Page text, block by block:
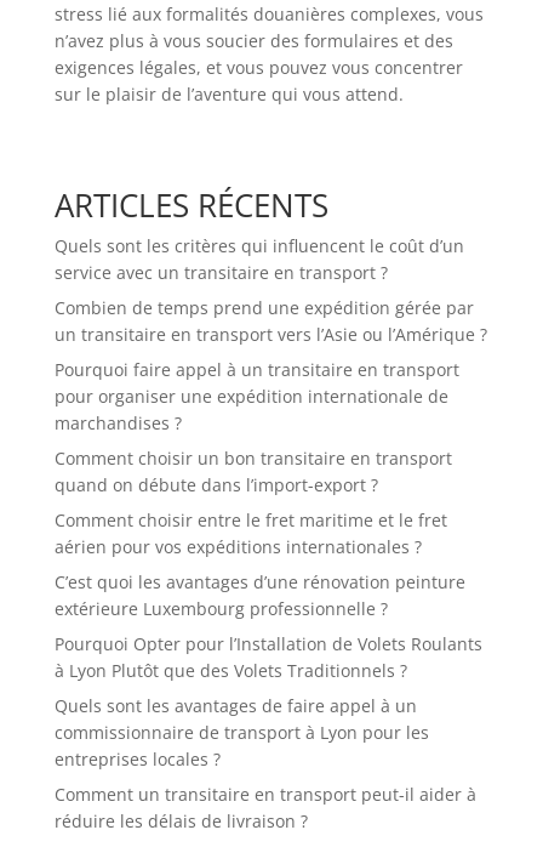
stress lié aux formalités douanières complexes, vous
n’avez plus à vous soucier des formulaires et des
exigences légales, et vous pouvez vous concentrer
sur le plaisir de l’aventure qui vous attend.
ARTICLES RÉCENTS
Quels sont les critères qui influencent le coût d’un
service avec un transitaire en transport ?
Combien de temps prend une expédition gérée par
un transitaire en transport vers l’Asie ou l’Amérique ?
Pourquoi faire appel à un transitaire en transport
pour organiser une expédition internationale de
marchandises ?
Comment choisir un bon transitaire en transport
quand on débute dans l’import-export ?
Comment choisir entre le fret maritime et le fret
aérien pour vos expéditions internationales ?
C’est quoi les avantages d’une rénovation peinture
extérieure Luxembourg professionnelle ?
Pourquoi Opter pour l’Installation de Volets Roulants
à Lyon Plutôt que des Volets Traditionnels ?
Quels sont les avantages de faire appel à un
commissionnaire de transport à Lyon pour les
entreprises locales ?
Comment un transitaire en transport peut-il aider à
réduire les délais de livraison ?